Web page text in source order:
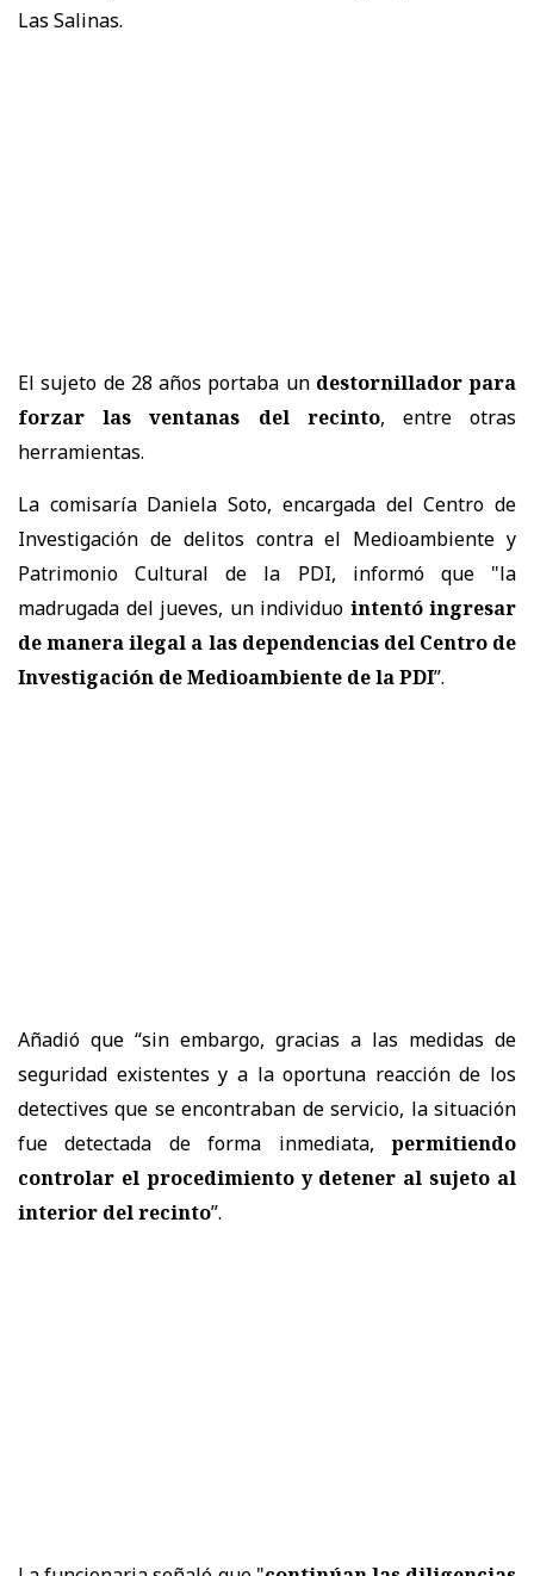
Las Salinas.
El sujeto de 28 años portaba un destornillador para
forzar las ventanas del recinto, entre otras
herramientas.
La comisaría Daniela Soto, encargada del Centro de
Investigación de delitos contra el Medioambiente y
Patrimonio Cultural de la PDI, informó que "la
madrugada del jueves, un individuo intentó ingresar
de manera ilegal a las dependencias del Centro de
Investigación de Medioambiente de la PDI”.
Añadió que “sin embargo, gracias a las medidas de
seguridad existentes y a la oportuna reacción de los
detectives que se encontraban de servicio, la situación
fue detectada de forma inmediata, permitiendo
controlar el procedimiento y detener al sujeto al
interior del recinto”.